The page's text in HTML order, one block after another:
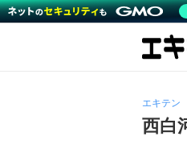
エキテン
西白